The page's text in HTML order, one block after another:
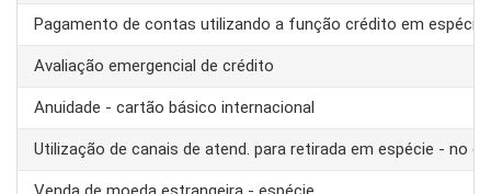
Pagamento de contas utilizando a função crédito em espécie
Avaliação emergencial de crédito
Anuidade - cartão básico internacional
Utilização de canais de atend. para retirada em espécie - no